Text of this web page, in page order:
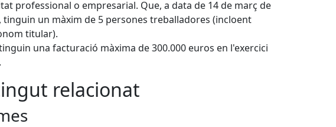
professional o empresarial. Que, a data de 14 de març de
tinguin un màxim de 5 persones treballadores (incloent
titular).
una facturació màxima de 300.000 euros en l'exercici
relacionat